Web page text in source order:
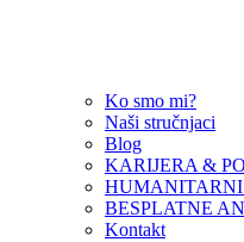
Ko smo mi?
Naši stručnjaci
Blog
KARIJERA &
BESPLATNE
Kontakt